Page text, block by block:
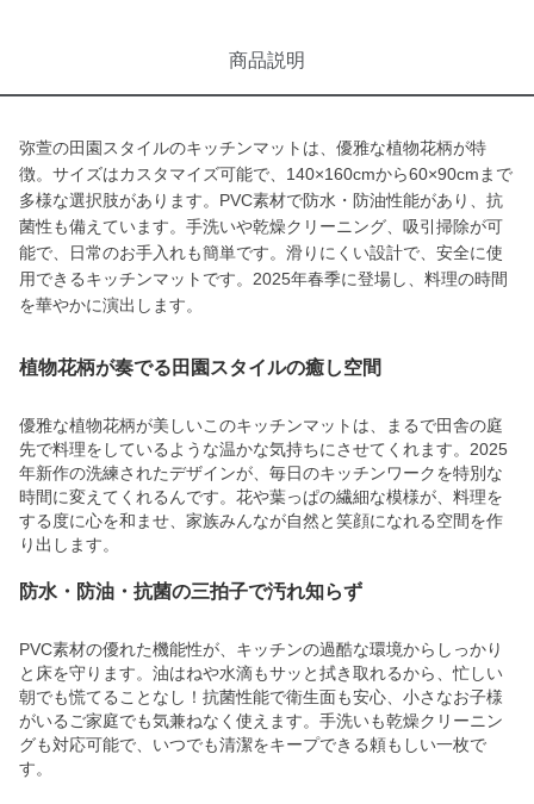
商品説明
弥萱の田園スタイルのキッチンマットは、優雅な植物花柄が特
徴。サイズはカスタマイズ可能で、140×160cmから60×90cmまで
多様な選択肢があります。PVC素材で防水・防油性能があり、抗
菌性も備えています。手洗いや乾燥クリーニング、吸引掃除が可
能で、日常のお手入れも簡単です。滑りにくい設計で、安全に使
用できるキッチンマットです。2025年春季に登場し、料理の時間
を華やかに演出します。
植物花柄が奏でる田園スタイルの癒し空間
優雅な植物花柄が美しいこのキッチンマットは、まるで田舎の庭
先で料理をしているような温かな気持ちにさせてくれます。2025
年新作の洗練されたデザインが、毎日のキッチンワークを特別な
時間に変えてくれるんです。花や葉っぱの繊細な模様が、料理を
する度に心を和ませ、家族みんなが自然と笑顔になれる空間を作
り出します。
防水・防油・抗菌の三拍子で汚れ知らず
PVC素材の優れた機能性が、キッチンの過酷な環境からしっかり
と床を守ります。油はねや水滴もサッと拭き取れるから、忙しい
朝でも慌てることなし！抗菌性能で衛生面も安心、小さなお子様
がいるご家庭でも気兼ねなく使えます。手洗いも乾燥クリーニン
グも対応可能で、いつでも清潔をキープできる頼もしい一枚で
す。